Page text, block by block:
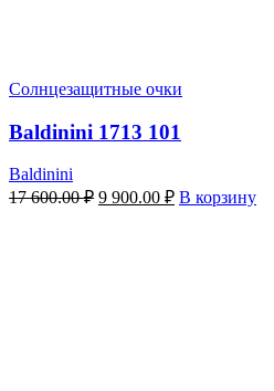
Солнцезащитные очки
Baldinini 1713 101
Baldinini
17 600.00₽ Первоначальная
9 900.00 ₽Текущая
В корзину